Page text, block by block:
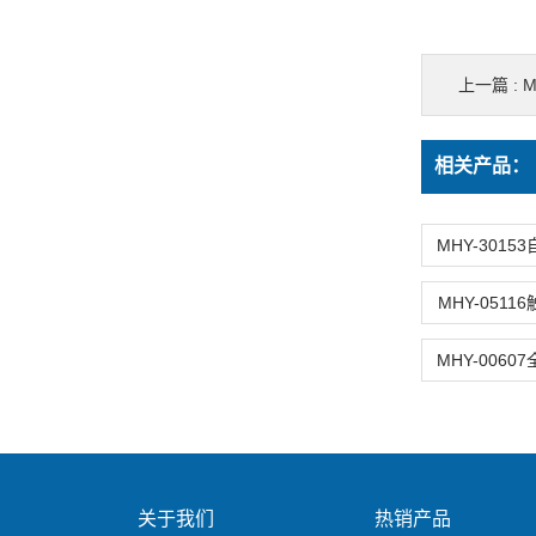
上一篇 :
相关产品：
MHY-05116
关于我们 热销产品